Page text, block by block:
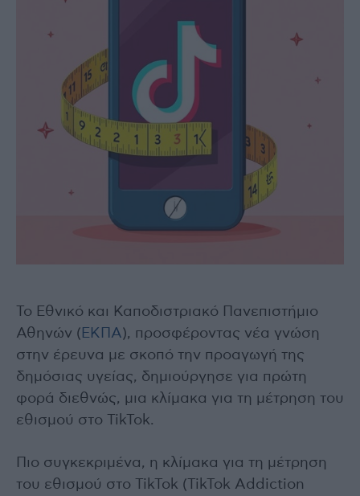
Το Εθνικό και Καποδιστριακό Πανεπιστήμιο
Αθηνών ( ΕΚΠΑ), προσφέροντας νέα γνώση
στην έρευνα με σκοπό την προαγωγή της
δημόσιας υγείας, δημιούργησε για πρώτη
φορά διεθνώς, μια κλίμακα για τη μέτρηση του
εθισμού στο TikTok.
Πιο συγκεκριμένα, η κλίμακα για τη μέτρηση
του εθισμού στο TikTok (TikTok Addiction